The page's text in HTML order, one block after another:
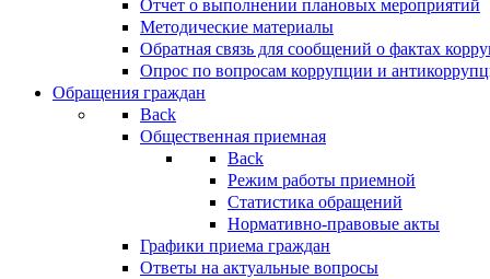
Отчет о выполнении плановых мероприятий
Методические материалы
Обратная связь для сообщений о фактах
Опрос по вопросам коррупции и
Обращения граждан
Back
Общественная приемная
Back
Режим работы приемной
Статистика обращений
Нормативно-правовые акты
Графики приема граждан
Ответы на актуальные вопросы